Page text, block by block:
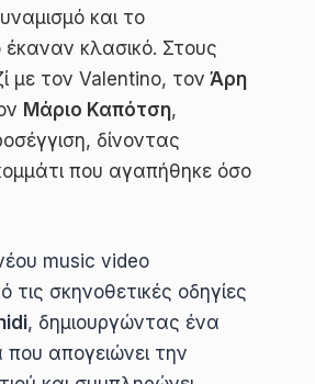
και το
κλασικό. Στους
με τον Valentino, τον Άρη
Μάριο Καπότση,
δίνοντας
που αγαπήθηκε όσο
music video
σκηνοθετικές οδηγίες
, δημιουργώντας ένα
απογειώνει την